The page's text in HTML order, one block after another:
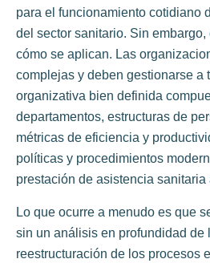
para el funcionamiento cotidiano
del sector sanitario. Sin
cómo se aplican. Las
complejas y deben gestionarse a
organizativa bien definida
departamentos, estructuras de
métricas de eficiencia y
políticas y procedimientos
prestación de asistencia sanitaria
Lo que ocurre a menudo es que
sin un análisis en profundidad de
reestructuración de los procesos